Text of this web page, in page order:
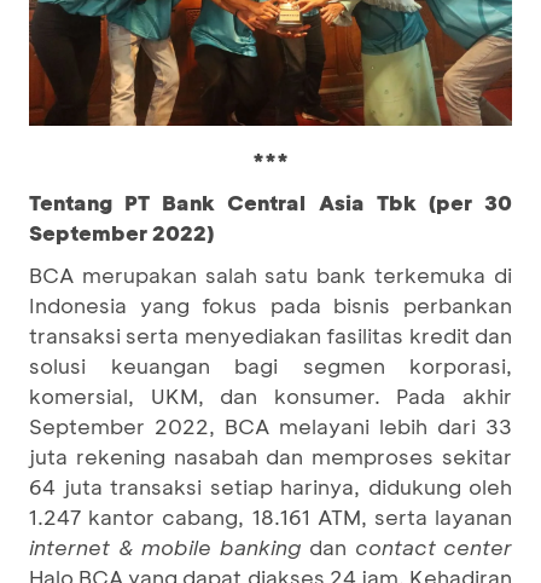
***
Tentang PT Bank Central Asia Tbk (per 30
September 2022)
BCA merupakan salah satu bank terkemuka di
Indonesia yang fokus pada bisnis perbankan
transaksi serta menyediakan fasilitas kredit dan
solusi keuangan bagi segmen korporasi,
komersial, UKM, dan konsumer. Pada akhir
September 2022, BCA melayani lebih dari 33
juta rekening nasabah dan memproses sekitar
64 juta transaksi setiap harinya, didukung oleh
1.247 kantor cabang, 18.161 ATM, serta layanan
internet & mobile banking dan contact center
Halo BCA yang dapat diakses 24 jam. Kehadiran